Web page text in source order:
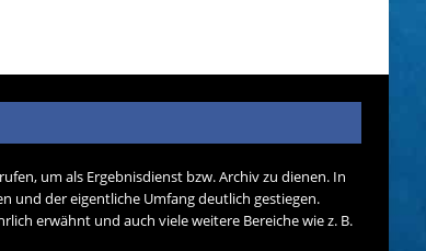
um als Ergebnisdienst bzw. Archiv zu dienen. In
und der eigentliche Umfang deutlich gestiegen.
erwähnt und auch viele weitere Bereiche wie z. B.